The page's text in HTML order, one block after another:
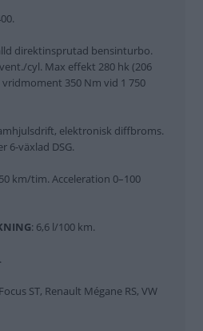
direktinsprutad bensinturbo.
cyl. Max effekt 280 hk (206
350 Nm vid 1 750
elektronisk diffbroms.
6-växlad DSG.
km/tim. Acceleration 0–100
: 6,6 l/100 km.
ST, Renault Mégane RS, VW